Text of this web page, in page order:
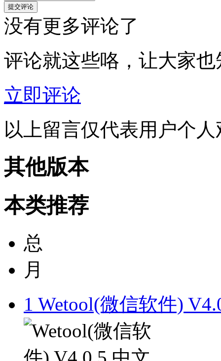
没有更多评论了
评论就这些咯，让大家
立即评论
以上留言仅代表用户个
其他版本
本类推荐
总
月
1 Wetool(微信软件)